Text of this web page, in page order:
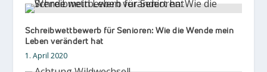
Schreibwettbewerb für Senioren: Wie die Wende mein
Leben verändert hat
1. April 2020